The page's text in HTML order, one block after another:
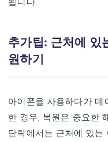
추가팁: 근처에 있
원하기
아이폰을 사용하다가 데
한 경우, 복원은 중요한
단락에서는 근처에 있는